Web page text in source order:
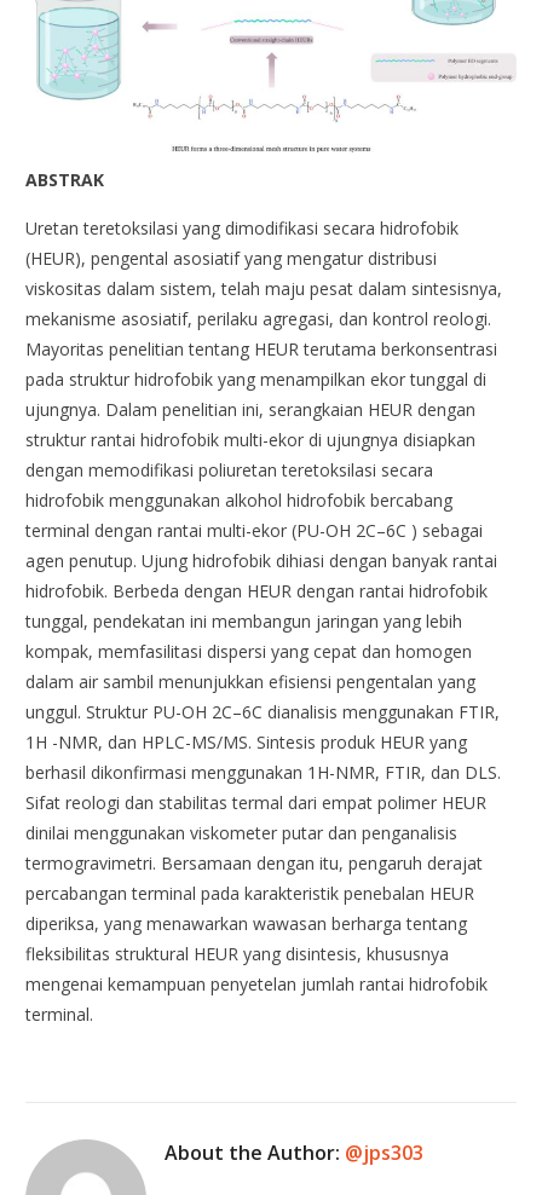
ABSTRAK
Uretan teretoksilasi yang dimodifikasi secara hidrofobik
(HEUR), pengental asosiatif yang mengatur distribusi
viskositas dalam sistem, telah maju pesat dalam sintesisnya,
mekanisme asosiatif, perilaku agregasi, dan kontrol reologi.
Mayoritas penelitian tentang HEUR terutama berkonsentrasi
pada struktur hidrofobik yang menampilkan ekor tunggal di
ujungnya. Dalam penelitian ini, serangkaian HEUR dengan
struktur rantai hidrofobik multi-ekor di ujungnya disiapkan
dengan memodifikasi poliuretan teretoksilasi secara
hidrofobik menggunakan alkohol hidrofobik bercabang
terminal dengan rantai multi-ekor (PU-OH 2C–6C ) sebagai
agen penutup. Ujung hidrofobik dihiasi dengan banyak rantai
hidrofobik. Berbeda dengan HEUR dengan rantai hidrofobik
tunggal, pendekatan ini membangun jaringan yang lebih
kompak, memfasilitasi dispersi yang cepat dan homogen
dalam air sambil menunjukkan efisiensi pengentalan yang
unggul. Struktur PU-OH 2C–6C dianalisis menggunakan FTIR,
1H -NMR, dan HPLC-MS/MS. Sintesis produk HEUR yang
berhasil dikonfirmasi menggunakan 1H-NMR, FTIR, dan DLS.
Sifat reologi dan stabilitas termal dari empat polimer HEUR
dinilai menggunakan viskometer putar dan penganalisis
termogravimetri. Bersamaan dengan itu, pengaruh derajat
percabangan terminal pada karakteristik penebalan HEUR
diperiksa, yang menawarkan wawasan berharga tentang
fleksibilitas struktural HEUR yang disintesis, khususnya
mengenai kemampuan penyetelan jumlah rantai hidrofobik
terminal.
About the Author: @jps303